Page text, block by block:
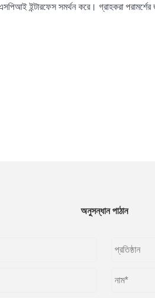
ইন্টারফেস সমর্থন করে। গ্রাহকরা
অনুসন্ধান পাঠান